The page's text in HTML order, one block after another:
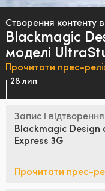
France
India
Italy
Створення контенту
Blackmagic
моделі
Прочитати прес-
28 лип
Запис і відтворення
Blackmagic Design
Express 3G
Прочитати прес-